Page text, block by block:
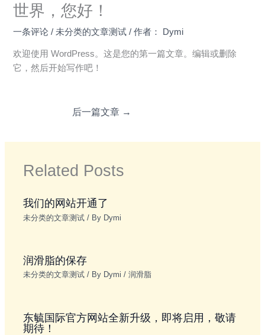
世界，您好！
一条评论 /未分类的文章测试 / 作者： Dymi
欢迎使用 WordPress。这是您的第一篇文章。编辑或删除
它，然后开始写作吧！
后一篇文章 →
Related Posts
我们的网站开通了
未分类的文章测试 / By Dymi
润滑脂的保存
未分类的文章测试 / By Dymi/润滑脂
东毓国际官方网站全新升级，即将启用，敬请
期待！